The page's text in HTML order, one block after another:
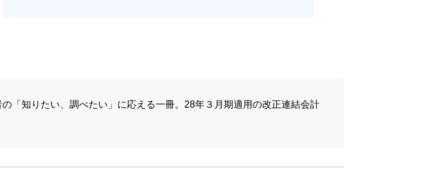
「知りたい、調べたい」に応える一冊。28年３月期適用の改正連結会計